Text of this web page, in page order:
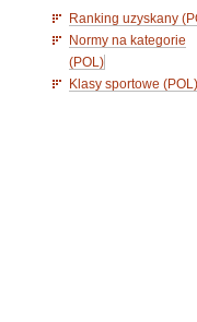
Ranking uzyskany
Normy na kategorie
(POL)
Klasy sportowe (POL)